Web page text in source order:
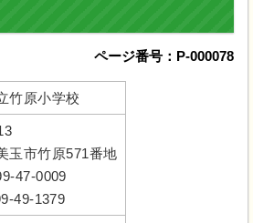
ページ番号：P-000078
竹原小学校
玉市竹原571番地
47-0009
49-1379